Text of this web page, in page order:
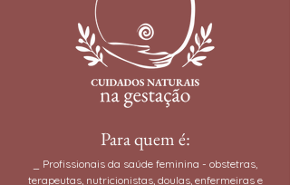
Para quem é:
⁠_ Profissionais da saúde feminina - obstetras,
terapeutas, nutricionistas, doulas, enfermeiras e